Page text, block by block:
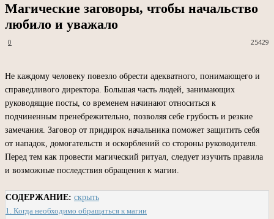
Магические заговоры, чтобы начальство
любило и уважало
25429
0
Не каждому человеку повезло обрести адекватного, понимающего и
справедливого директора. Большая часть людей, занимающих
руководящие посты, со временем начинают относиться к
подчиненным пренебрежительно, позволяя себе грубость и резкие
замечания. Заговор от придирок начальника поможет защитить себя
от нападок, домогательств и оскорблений со стороны руководителя.
Перед тем как провести магический ритуал, следует изучить правила
и возможные последствия обращения к магии.
СОДЕРЖАНИЕ: скрыть
1. Когда необходимо обращаться к магии